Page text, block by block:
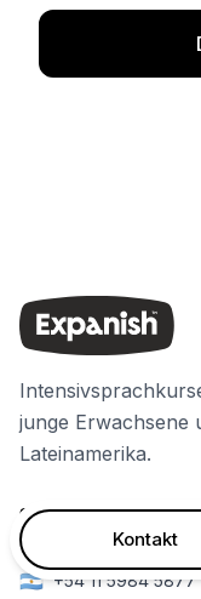
junge Erwachsene
Lateinamerika.
🇦🇷 +54 11 5984 5877
Kontakt